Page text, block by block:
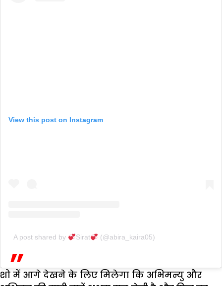
View this post on Instagram
A post shared by Sirat (@abira_kaira05)
शो में आगे देखने के लिए मिलेगा कि अभिमन्यु और